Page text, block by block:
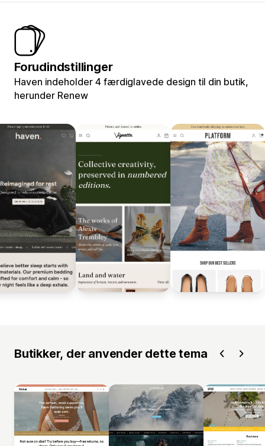
Forudindstillinger
Haven indeholder 4 færdiglavede design til din butik,
herunder Renew
Butikker, der anvender dette tema